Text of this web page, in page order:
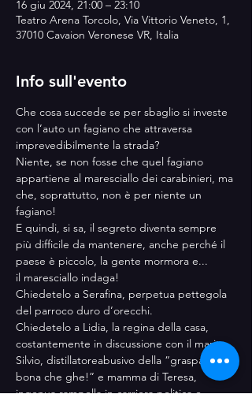
16 giu 2024, 21:00 – 23:10
Teatro Arena Torcolo, Via Vittorio Veneto, 1,
37010 Cavaion Veronese VR, Italia
Info sull'evento
Che cosa succede se per sbaglio si investe
con l’auto un fagiano che attraversa
imprevedibilmente la strada?
Niente, se non fosse che quel fagiano
appartiene al maresciallo dei carabinieri, ma
che, soprattutto, non è per niente un
fagiano!
E quindi, si sa, il segreto diventa sempre
più difficile da mantenere, anche perché il
paese è piccolo, la gente mormora e...
il maresciallo indaga!
Chiedetelo a Serafina, perpetua pettegola
del parroco duro d’orecchi.
Chiedetelo a Lidia, la regina della casa,
costantemente in discussione con il marito
Silvio, distillatoreabusivo della “graspa pi
bona che ghe!” e mamma di Teresa,